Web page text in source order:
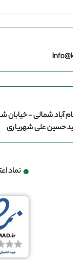
آباد شمالی - خیابان
حسین علی شهریاری
نماد